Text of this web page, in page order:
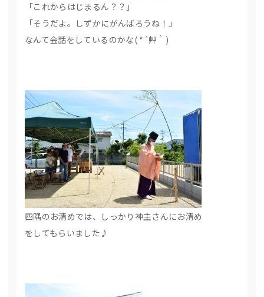
「これからはじまるん？？」
「そうだよ。しずかにがんばろうね！」
なんて会話をしているのかな( *´艸｀)
四隅のお清めでは、しっかり神主さんにお清め
をしてもらいました♪